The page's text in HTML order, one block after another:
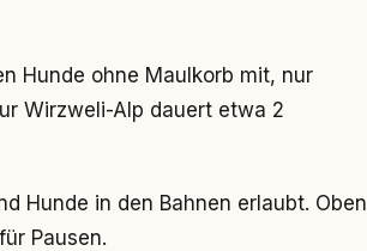
Hunde ohne Maulkorb mit, nur
Wirzweli-Alp dauert etwa 2
Hunde in den Bahnen erlaubt. Oben
Pausen.